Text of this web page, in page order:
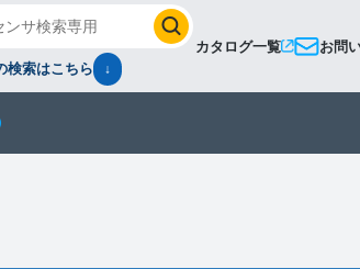
カタログ一覧 お問
検索はこちら ↓